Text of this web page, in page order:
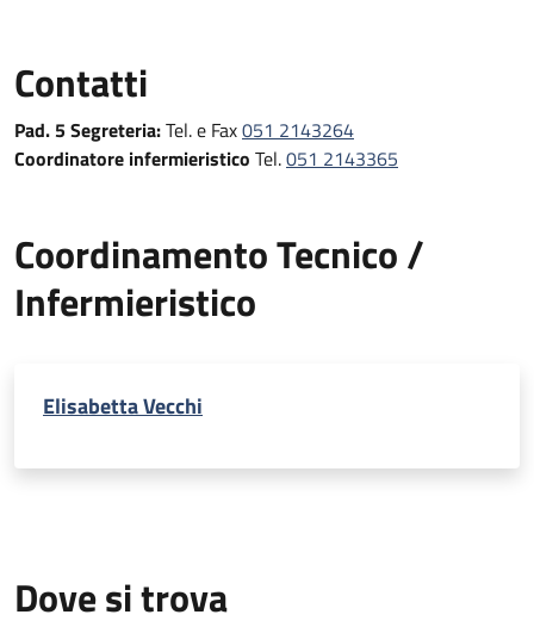
Fornisce prestazioni endoscopiche diagnostiche e terapeutiche
in urgenza, in elezione e follow-up
Contatti
Pad. 5 Segreteria:Tel. e Fax051 2143264
Coordinatore infermieristico Tel.051 2143365
Coordinamento Tecnico /
Infermieristico
Elisabetta Vecchi
Dove si trova